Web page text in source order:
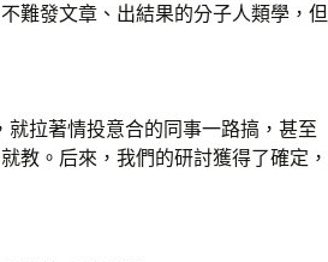
難發文章、出結果的分子人類學，但
拉著情投意合的同事一路搞，甚至
教。后來，我們的研討獲得了確定，